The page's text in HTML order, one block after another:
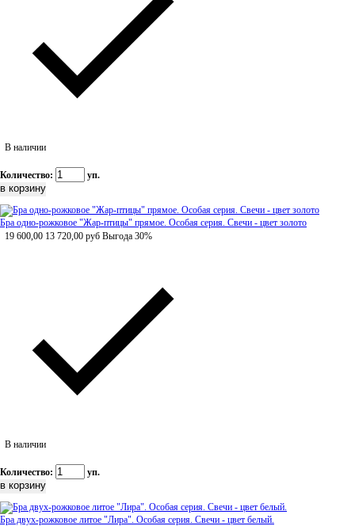
В наличии
Количество: уп.
Бра одно-рожковое "Жар-птицы" прямое. Особая серия. Свечи - цвет золото
19 600,00 13 720,00 руб Выгода 30%
В наличии
Количество: уп.
Бра двух-рожковое литое "Лира". Особая серия. Свечи - цвет белый.